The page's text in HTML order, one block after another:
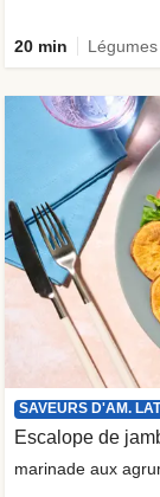
20 min
SAVEURS D'AM.
marinade aux